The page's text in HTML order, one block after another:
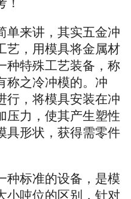
单来讲，其实五金冲
艺，用模具将金属材
种特殊工艺装备，称
称之冷冲模的。冲
行，将模具安装在冲
压力，使其产生塑性
具形状，获得需零件
种标准的设备，是模
小吨位的区别，针对